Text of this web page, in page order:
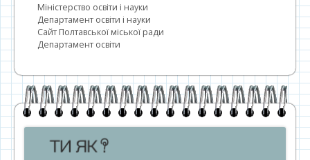
Міністерство освіти і науки
Департамент освіти і науки
Сайт Полтавської міської ради
Департамент освіти